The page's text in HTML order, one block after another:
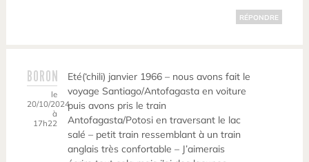
RÉPONDRE
BORON
le
20/10/2024
à
17h22
Eté(‘chili) janvier 1966 – nous avons fait le
voyage Santiago/Antofagasta en voiture
puis avons pris le train
Antofagasta/Potosi en traversant le lac
salé – petit train ressemblant à un train
anglais très confortable – J’aimerais